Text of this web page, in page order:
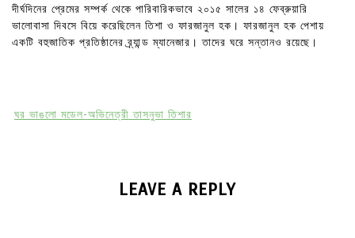
দীর্ঘদিনের প্রেমের সম্পর্ক থেকে পারিবারিকভাবে ২০১৫ সালের ১৪ ফেব্রুয়ারি
ভালোবাসা দিবসে বিয়ে করেছিলেন তিশা ও ফারজানুল হক। ফারজানুল হক পেশায়
একটি বহুজাতিক প্রতিষ্ঠানের ব্র্যান্ড ম্যানেজার। তাদের ঘরে সন্তানও রয়েছে।
ঘর ভাঙলো মডেল-অভিনেত্রী তাসনুভা তিশার
LEAVE A REPLY